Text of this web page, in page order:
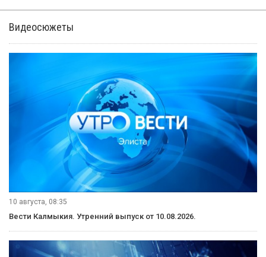
Видеосюжеты
10 августа, 08:35
Вести Калмыкия. Утренний выпуск от 10.08.2026.